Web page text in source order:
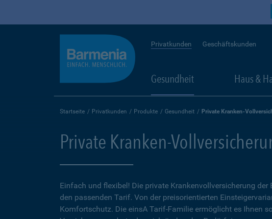
Privatkunden Geschäftskunden
Gesundheit Haus &
Startseite Privatkunden Produkte Gesundheit Private Kranken-
Private Kranken-
Einfach und flexibel! Die private Krankenvollversicherung
den passenden Tarif. Von der preisorientierten
Komfortschutz. Die einsA Tarif-Familie ermöglicht es Ihnen